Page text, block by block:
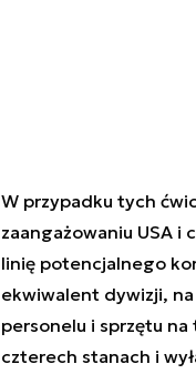
W przypadku tych
zaangażowaniu USA i
linię potencjalnego
ekwiwalent dywizji,
personelu i sprzętu na
czterech stanach i